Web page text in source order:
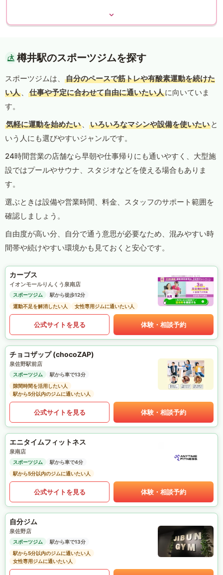
樽井駅のスポーツジムを探す
スポーツジムは、
自分のペースで筋トレや有酸素運動を続けた
い人 、 仕事や予定に合わせて自由に通いたい人に向いていま
す。
気軽に運動を始めたい 、 いろいろなマシンや設備を使いたい と
いう人にも選びやすいジャンルです。
24時間営業の店舗なら早朝や仕事帰りにも通いやすく、大型施
設ではプールやサウナ、スタジオなどを使える場合もありま
す。
選ぶときは設備や営業時間、料金、スタッフのサポート範囲を
確認しましょう。
自由度が高い分、自分で通う意思が必要なため、混みやすい時
間帯や続けやすい環境かも見ておくと安心です。
カーブス
イオンモールりんくう泉南店
スポーツジム
駅から徒歩12分
運動不足を解消したい人
女性専用ジムに通いたい人
公式サイトを見る 体験・相談予約
チョコザップ (chocoZAP)
泉佐野駅前店
スポーツジム
駅から車で13分
隙間時間を活用したい人
駅から5分以内のジムに通いたい人
公式サイトを見る 体験・相談予約
エニタイムフィットネス
泉南店
スポーツジム
駅から車で4分
駅から5分以内のジムに通いたい人
公式サイトを見る 体験・相談予約
自分ジム
泉佐野店
スポーツジム
駅から車で13分
駅から5分以内のジムに通いたい人
女性専用ジムに通いたい人